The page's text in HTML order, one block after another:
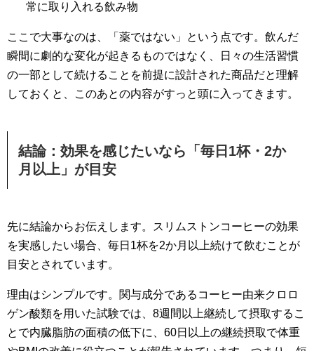
常に取り入れる飲み物
ここで大事なのは、「薬ではない」という点です。飲んだ
瞬間に劇的な変化が起きるものではなく、日々の生活習慣
の一部として続けることを前提に設計された商品だと理解
しておくと、このあとの内容がすっと頭に入ってきます。
結論：効果を感じたいなら「毎日1杯・2か
月以上」が目安
先に結論からお伝えします。スリムストンコーヒーの効果
を実感したい場合、毎日1杯を2か月以上続けて飲むことが
目安とされています。
理由はシンプルです。関与成分であるコーヒー由来クロロ
ゲン酸類を用いた試験では、8週間以上継続して摂取するこ
とで内臓脂肪の面積の低下に、60日以上の継続摂取で体重